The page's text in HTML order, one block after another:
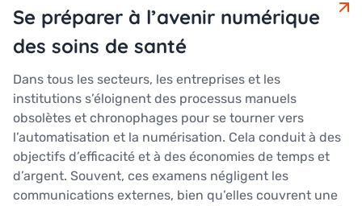
Se préparer à l’avenir numérique
des soins de santé
Dans tous les secteurs, les entreprises et les
institutions s’éloignent des processus manuels
obsolètes et chronophages pour se tourner vers
l’automatisation et la numérisation. Cela conduit à des
objectifs d’efficacité et à des économies de temps et
d’argent. Souvent, ces examens négligent les
communications externes, bien qu’elles couvrent une